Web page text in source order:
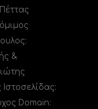
&
Domain: